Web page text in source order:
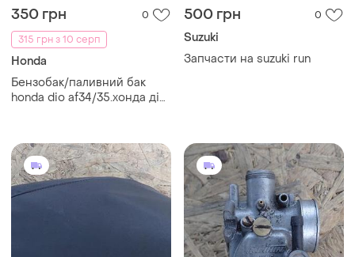
350 грн
0
315 грн з 10 серп
Honda
Бензобак/паливний бак
honda dio af34/35.хонда діо
500 грн 0
Suzuki
Запчасти на suzuki run